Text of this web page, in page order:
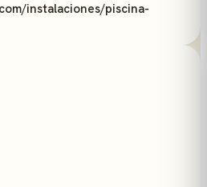
instalaciones/piscina-